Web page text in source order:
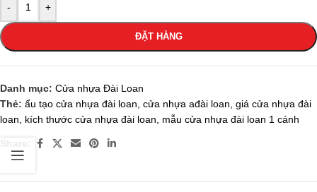
- +
ĐẶT HÀNG
Danh mục: Cửa nhựa Đài Loan
Thẻ: ấu tạo cửa nhựa đài loan cửa nhựa ađài loan giá cửa nhựa đài
loan
kích thước cửa nhựa đài loan mẫu cửa nhựa đài loan 1 cánh